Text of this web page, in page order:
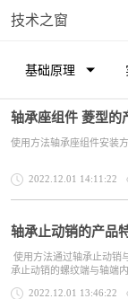
技术之窗
基础原理
轴承座组件 菱型的
使用方法轴承座
2022.12.01 14:11:22
轴承止动销的产品
使用方法通过轴承止动销
承止动销的螺纹端与轴端
2022.12.01 13:46:22